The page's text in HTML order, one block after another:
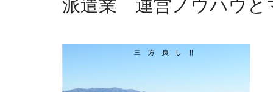
派遣業 運営ノウハウと